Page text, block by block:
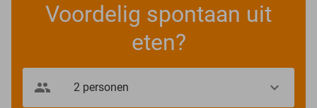
Voordelig spontaan uit
eten?